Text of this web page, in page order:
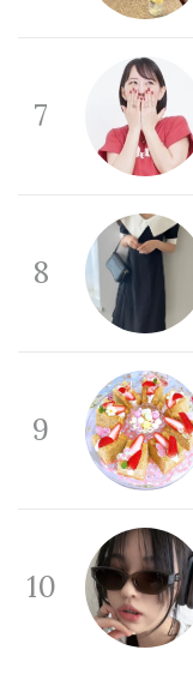
7
8
9
10